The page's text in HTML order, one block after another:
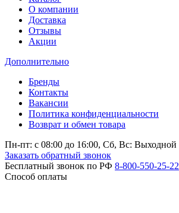
О компании
Доставка
Отзывы
Акции
Дополнительно
Бренды
Контакты
Вакансии
Политика конфиденциальности
Возврат и обмен товара
Пн-пт: c 08:00 до 16:00, Сб, Вс: Выходной
Заказать обратный звонок
Бесплатный звонок по РФ 8-800-550-25-22
Способ оплаты